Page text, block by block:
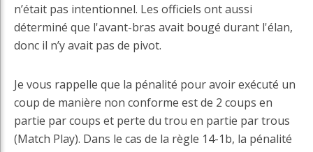
n’était pas intentionnel. Les officiels ont aussi
déterminé que l'avant-bras avait bougé durant l'élan,
donc il n’y avait pas de pivot.
Je vous rappelle que la pénalité pour avoir exécuté un
coup de manière non conforme est de 2 coups en
partie par coups et perte du trou en partie par trous
(Match Play). Dans le cas de la règle 14-1b, la pénalité